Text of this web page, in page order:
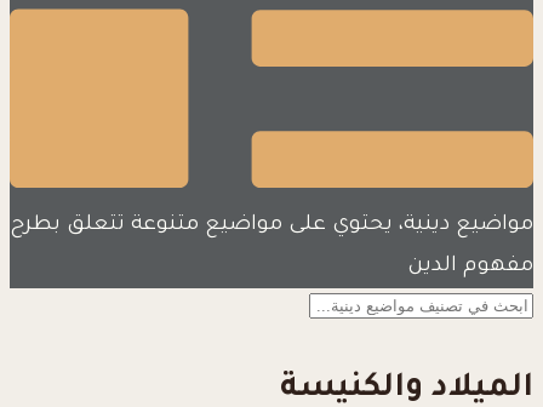
مواضيع دينية، يحتوي على مواضيع متنوعة تتعلق بطرح
مفهوم الدين
الميلاد والكنيسة